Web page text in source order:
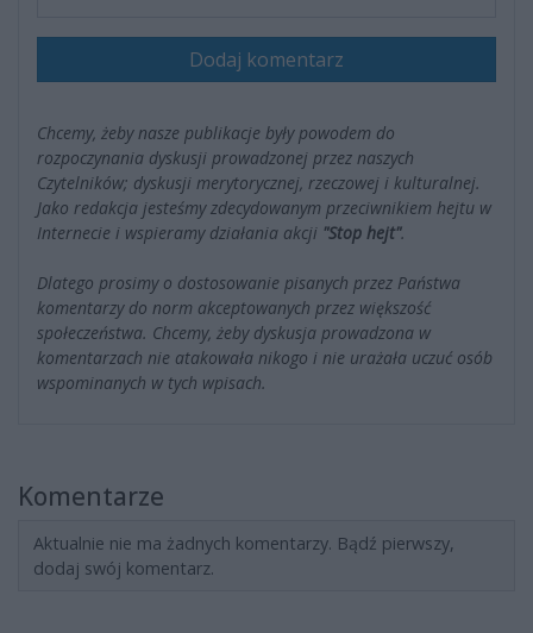
Dodaj komentarz
Chcemy, żeby nasze publikacje były powodem do
rozpoczynania dyskusji prowadzonej przez naszych
Czytelników; dyskusji merytorycznej, rzeczowej i kulturalnej.
Jako redakcja jesteśmy zdecydowanym przeciwnikiem hejtu w
Internecie i wspieramy działania akcji "Stop hejt".
Dlatego prosimy o dostosowanie pisanych przez Państwa
komentarzy do norm akceptowanych przez większość
społeczeństwa. Chcemy, żeby dyskusja prowadzona w
komentarzach nie atakowała nikogo i nie urażała uczuć osób
wspominanych w tych wpisach.
Komentarze
Aktualnie nie ma żadnych komentarzy. Bądź pierwszy,
dodaj swój komentarz.